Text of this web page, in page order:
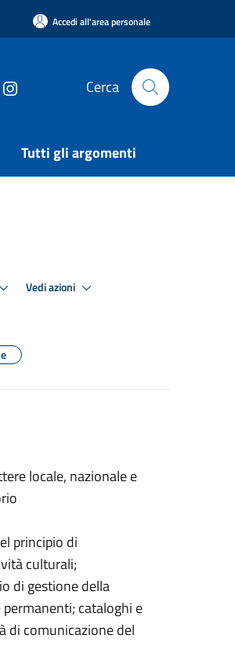
Accedi all'area personale
Cerca
Tutti gli argomenti
Vedi azioni
locale, nazionale e
principio di
culturali;
di gestione della
cataloghi e
di comunicazione del